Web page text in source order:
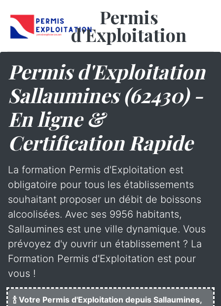
Permis
d'Exploitation
Permis d'Exploitation
Sallaumines (62430) -
En ligne &
Certification Rapide
La formation Permis d'Exploitation est
obligatoire pour tous les établissements
souhaitant proposer un débit de boissons
alcoolisées. Avec ses 9956 habitants,
Sallaumines est une ville dynamique. Vous
prévoyez d'y ouvrir un établissement ? La
Formation Permis d'Exploitation est pour
vous !
🍾 Votre Permis d'Exploitation depuis Sallaumines,